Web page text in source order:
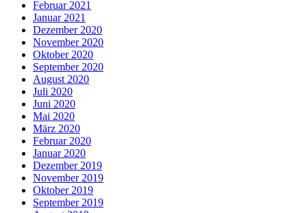
Februar 2021
Januar 2021
Dezember 2020
November 2020
Oktober 2020
September 2020
August 2020
Juli 2020
Juni 2020
Mai 2020
März 2020
Februar 2020
Januar 2020
Dezember 2019
November 2019
Oktober 2019
September 2019